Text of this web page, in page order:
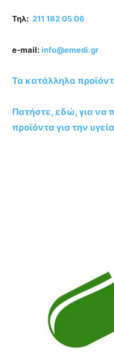
Τηλ: 211 182 05 06
e-mail: info@emedi.gr
Τα κατάλληλα
Πατήστε, εδώ, για να
προϊόντα για την